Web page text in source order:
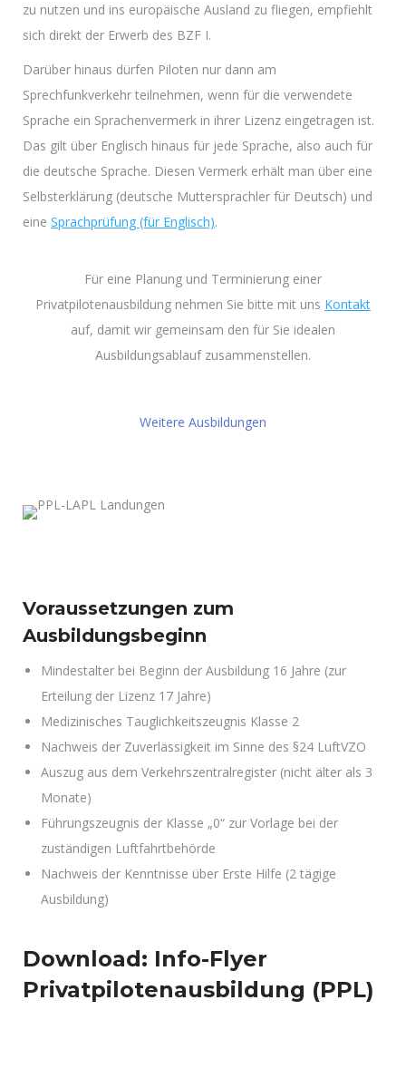
zu nutzen und ins europäische Ausland zu fliegen, empfiehlt
sich direkt der Erwerb des BZF I.
Darüber hinaus dürfen Piloten nur dann am
Sprechfunkverkehr teilnehmen, wenn für die verwendete
Sprache ein Sprachenvermerk in ihrer Lizenz eingetragen ist.
Das gilt über Englisch hinaus für jede Sprache, also auch für
die deutsche Sprache. Diesen Vermerk erhält man über eine
Selbsterklärung (deutsche Muttersprachler für Deutsch) und
eine Sprachprüfung (für Englisch).
Für eine Planung und Terminierung einer
Privatpilotenausbildung nehmen Sie bitte mit uns Kontakt
auf, damit wir gemeinsam den für Sie idealen
Ausbildungsablauf zusammenstellen.
Weitere Ausbildungen
Voraussetzungen zum
Ausbildungsbeginn
Mindestalter bei Beginn der Ausbildung 16 Jahre (zur
Erteilung der Lizenz 17 Jahre)
Medizinisches Tauglichkeitszeugnis Klasse 2
Nachweis der Zuverlässigkeit im Sinne des §24 LuftVZO
Auszug aus dem Verkehrszentralregister (nicht älter als 3
Monate)
Führungszeugnis der Klasse „0“ zur Vorlage bei der
zuständigen Luftfahrtbehörde
Nachweis der Kenntnisse über Erste Hilfe (2 tägige
Ausbildung)
Download: Info-Flyer
Privatpilotenausbildung (PPL)